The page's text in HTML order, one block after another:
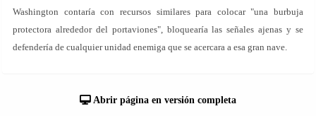
Washington contaría con recursos similares para colocar "una burbuja
protectora alrededor del portaviones", bloquearía las señales ajenas y se
defendería de cualquier unidad enemiga que se acercara a esa gran nave.
Abrir página en versión completa